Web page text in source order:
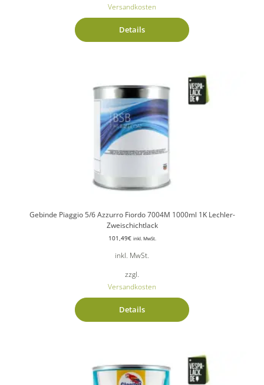
Versandkosten
Details
Gebinde Piaggio 5/6 Azzurro Fiordo 7004M 1000ml 1K Lechler-
Zweischichtlack
101,49€ inkl. MwSt.
inkl. MwSt.
zzgl.
Versandkosten
Details